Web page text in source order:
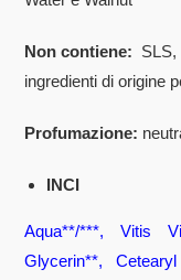
Non contiene:
ingredienti di origine
Profumazione:
INCI
Aqua**/***, Vitis
Glycerin**,